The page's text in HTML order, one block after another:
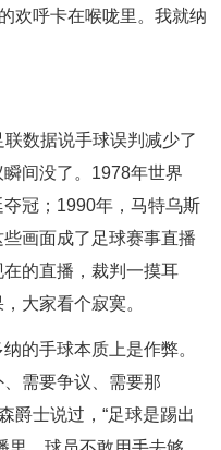
欢呼卡在喉咙里。我就纳
数据说手球误判减少了
间没了。1978年世界
冠；1990年，马特乌斯
画面成了足球赛事直播
的直播，裁判一摸耳
大家看个寂寞。
的手球本质上是作弊。
需要争议、需要那
爵士说过，“足球是踢出